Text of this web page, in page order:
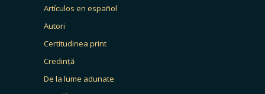
Artículos en español
Autori
Certitudinea print
Credință
De la lume adunate